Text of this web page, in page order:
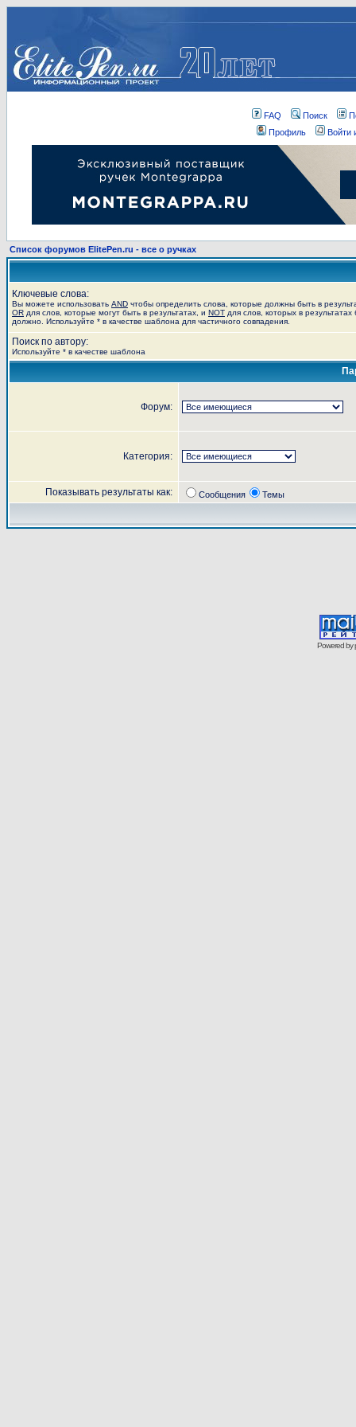
FAQ Поиск
Профиль
Войти
Список форумов ElitePen.ru - все о ручках
Ключевые слова:
Вы можете использовать AND чтобы определить слова, которые должны быть в
OR для слов, которые могут быть в результатах, и NOT для слов, которых в результатах
должно. Используйте * в качестве шаблона для частичного совпадения.
Поиск по автору:
Используйте * в качестве шаблона
Форум:
Категория:
Показывать результаты как: Сообщения Темы
Powered by